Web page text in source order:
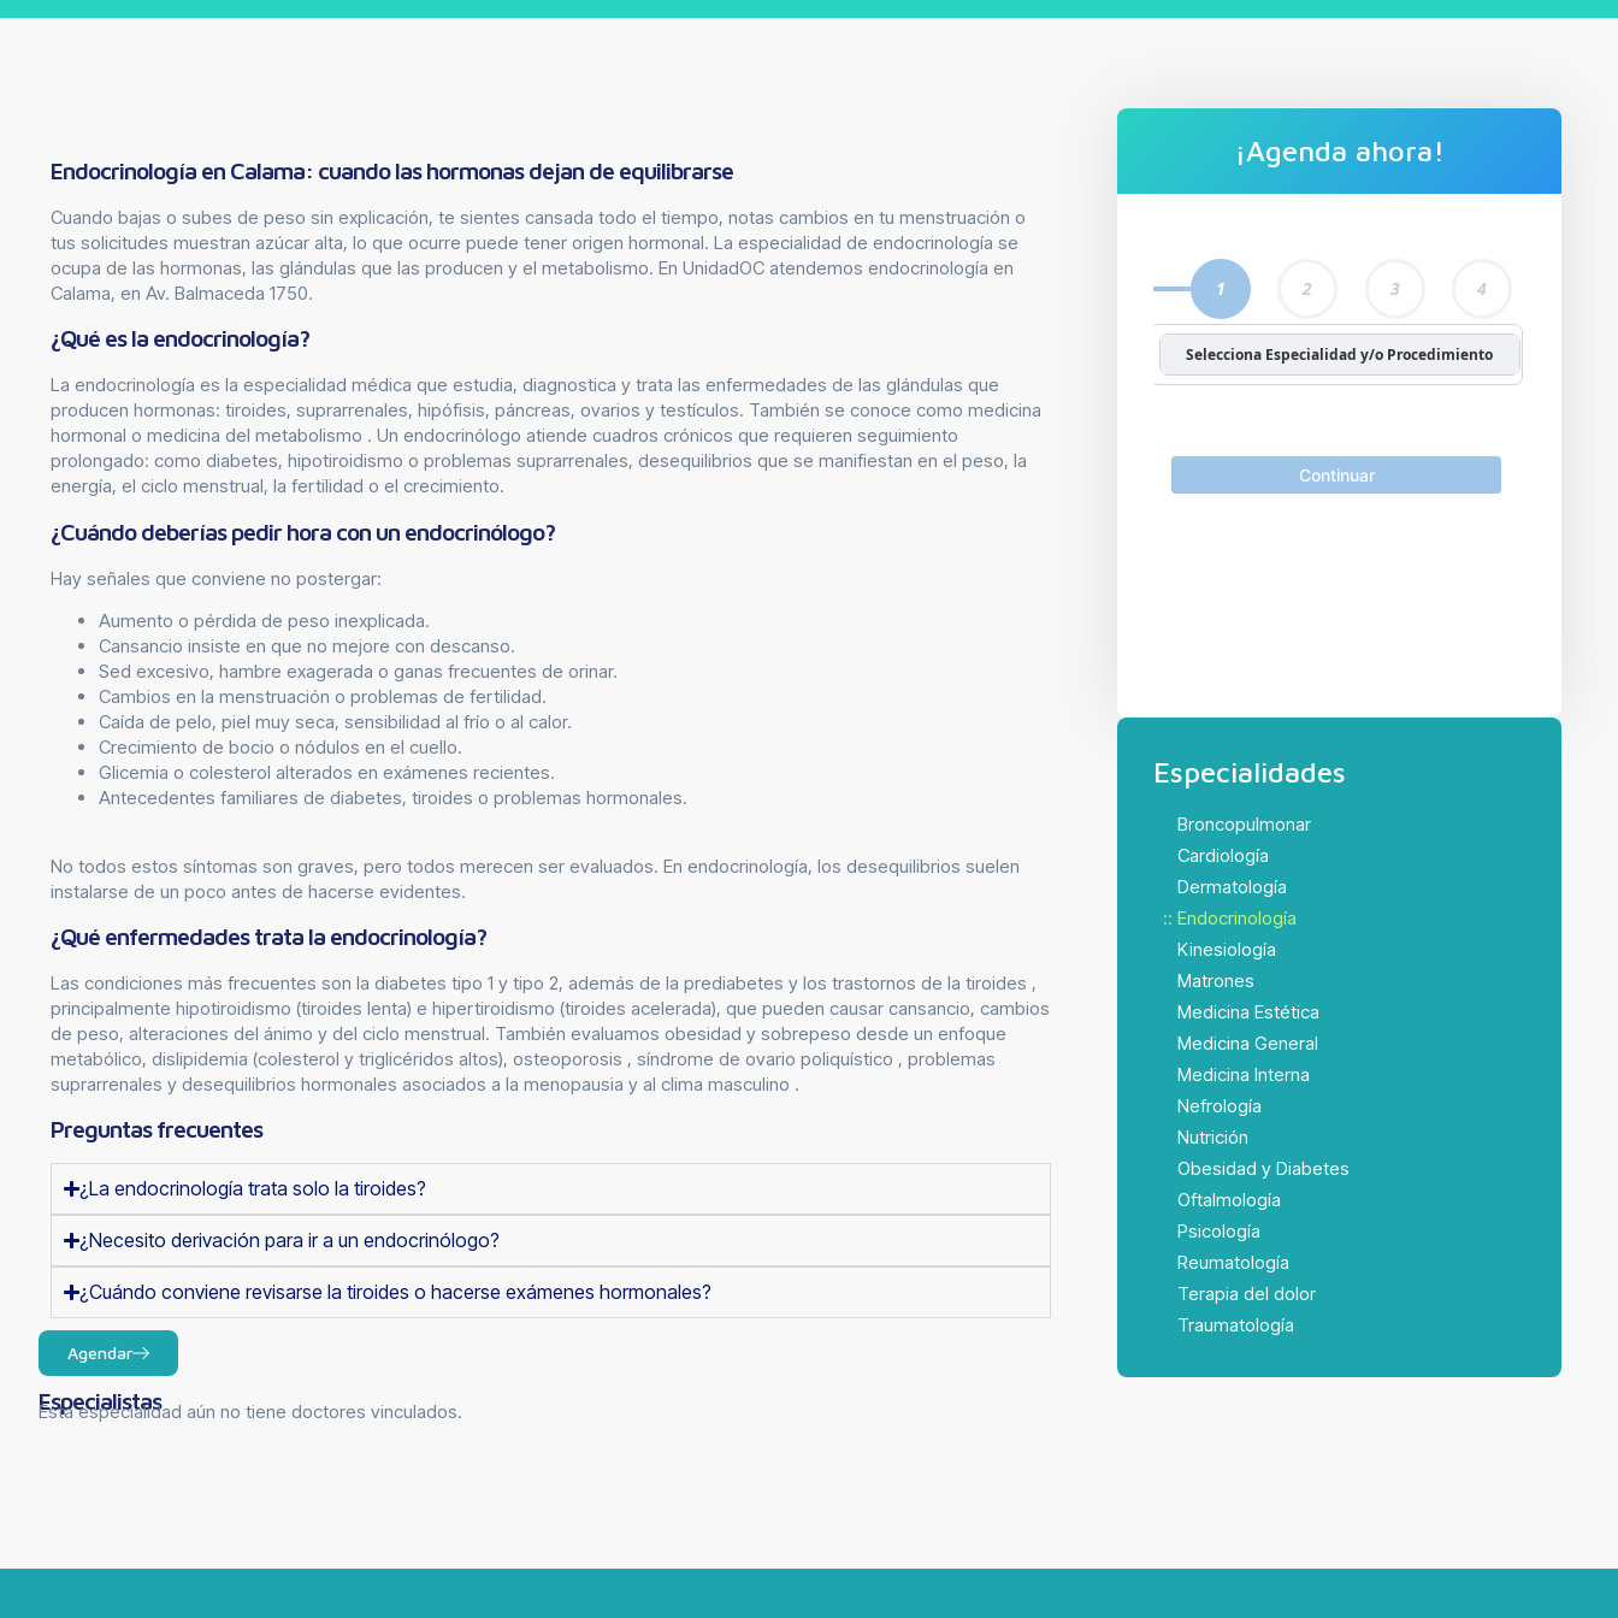
Endocrinología en Calama: cuando las hormonas dejan de equilibrarse
Cuando bajas o subes de peso sin explicación, te sientes cansada todo el tiempo, notas cambios en tu menstruación o
tus solicitudes muestran azúcar alta, lo que ocurre puede tener origen hormonal. La especialidad de endocrinología se
ocupa de las hormonas, las glándulas que las producen y el metabolismo. En UnidadOC atendemos endocrinología en
Calama, en Av. Balmaceda 1750.
¿Qué es la endocrinología?
La endocrinología es la especialidad médica que estudia, diagnostica y trata las enfermedades de las glándulas que
producen hormonas: tiroides, suprarrenales, hipófisis, páncreas, ovarios y testículos. También se conoce como medicina
hormonal o medicina del metabolismo . Un endocrinólogo atiende cuadros crónicos que requieren seguimiento
prolongado: como diabetes, hipotiroidismo o problemas suprarrenales, desequilibrios que se manifiestan en el peso, la
energía, el ciclo menstrual, la fertilidad o el crecimiento.
¿Cuándo deberías pedir hora con un endocrinólogo?
Hay señales que conviene no postergar:
Aumento o pérdida de peso inexplicada.
Cansancio insiste en que no mejore con descanso.
Sed excesivo, hambre exagerada o ganas frecuentes de orinar.
Cambios en la menstruación o problemas de fertilidad.
Caída de pelo, piel muy seca, sensibilidad al frío o al calor.
Crecimiento de bocio o nódulos en el cuello.
Glicemia o colesterol alterados en exámenes recientes.
Antecedentes familiares de diabetes, tiroides o problemas hormonales.
No todos estos síntomas son graves, pero todos merecen ser evaluados. En endocrinología, los desequilibrios suelen
instalarse de un poco antes de hacerse evidentes.
¿Qué enfermedades trata la endocrinología?
Las condiciones más frecuentes son la diabetes tipo 1 y tipo 2, además de la prediabetes y los trastornos de la tiroides ,
principalmente hipotiroidismo (tiroides lenta) e hipertiroidismo (tiroides acelerada), que pueden causar cansancio, cambios
de peso, alteraciones del ánimo y del ciclo menstrual. También evaluamos obesidad y sobrepeso desde un enfoque
metabólico, dislipidemia (colesterol y triglicéridos altos), osteoporosis , síndrome de ovario poliquístico , problemas
suprarrenales y desequilibrios hormonales asociados a la menopausia y al clima masculino .
Preguntas frecuentes
¿La endocrinología trata solo la tiroides?
¿Necesito derivación para ir a un endocrinólogo?
¿Cuándo conviene revisarse la tiroides o hacerse exámenes hormonales?
Agendar
Especialistas
Esta especialidad aún no tiene doctores vinculados.
¡Agenda ahora!
Especialidades
Broncopulmonar
Cardiología
Dermatología
Endocrinología
Kinesiología
Matrones
Medicina Estética
Medicina General
Medicina Interna
Nefrología
Nutrición
Obesidad y Diabetes
Oftalmología
Psicología
Reumatología
Terapia del dolor
Traumatología